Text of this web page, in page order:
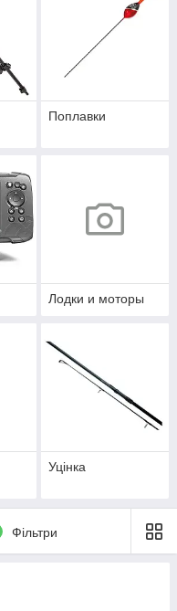
Поплавки
Лодки и моторы
Уцінка
Фільтри